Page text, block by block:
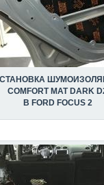
COMFORT MAT DARK
В FORD FOCUS 2